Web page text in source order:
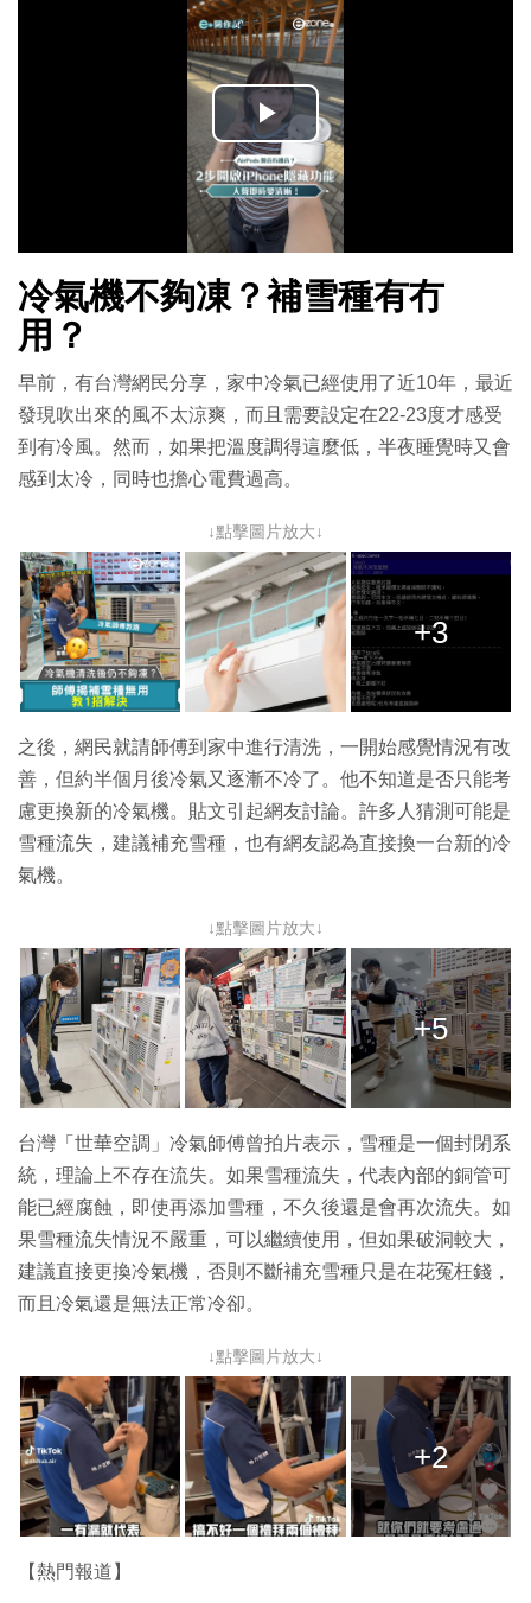
播
放
影
片
冷氣機不夠凍？補雪種有冇
用？
早前，有台灣網民分享，家中冷氣已經使用了近10年，最近
發現吹出來的風不太涼爽，而且需要設定在22-23度才感受
到有冷風。然而，如果把溫度調得這麼低，半夜睡覺時又會
感到太冷，同時也擔心電費過高。
↓點擊圖片放大↓
+3
之後，網民就請師傅到家中進行清洗，一開始感覺情況有改
善，但約半個月後冷氣又逐漸不冷了。他不知道是否只能考
慮更換新的冷氣機。貼文引起網友討論。許多人猜測可能是
雪種流失，建議補充雪種，也有網友認為直接換一台新的冷
氣機。
↓點擊圖片放大↓
+5
台灣「世華空調」冷氣師傅曾拍片表示，雪種是一個封閉系
統，理論上不存在流失。如果雪種流失，代表內部的銅管可
能已經腐蝕，即使再添加雪種，不久後還是會再次流失。如
果雪種流失情況不嚴重，可以繼續使用，但如果破洞較大，
建議直接更換冷氣機，否則不斷補充雪種只是在花冤枉錢，
而且冷氣還是無法正常冷卻。
↓點擊圖片放大↓
+2
【熱門報道】